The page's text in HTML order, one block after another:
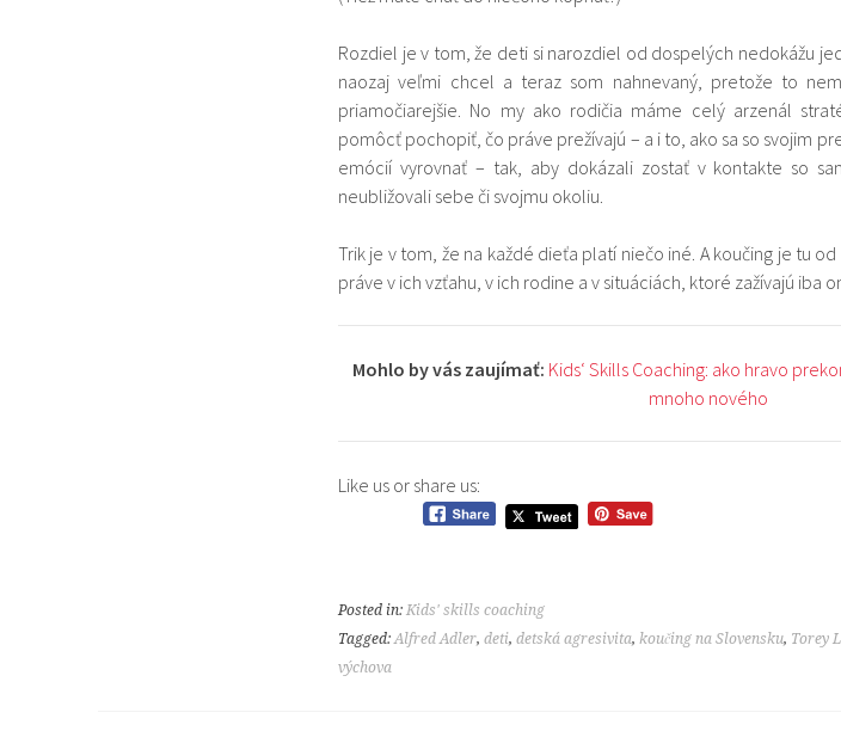
Rozdiel je v tom, že deti si narozdiel od dospelých nedokážu
naozaj veľmi chcel a teraz som nahnevaný, pretože to
priamočiarejšie. No my ako rodičia máme celý arzenál
pomôcť pochopiť, čo práve prežívajú – a i to, ako sa so svojim
emócií vyrovnať – tak, aby dokázali zostať v kontakte so
neubližovali sebe či svojmu okoliu.
Trik je v tom, že na každé dieťa platí niečo iné. A koučing je tu
práve v ich vzťahu, v ich rodine a v situáciách, ktoré zažívajú iba
Mohlo by vás zaujímať: Kids‘ Skills Coaching: ako hravo
mnoho nového
Like us or share us:
Posted in: Kids' skills coaching
Tagged:Alfred Adler, deti, detská agresivita, koučing na Slovensku, Torey
výchova